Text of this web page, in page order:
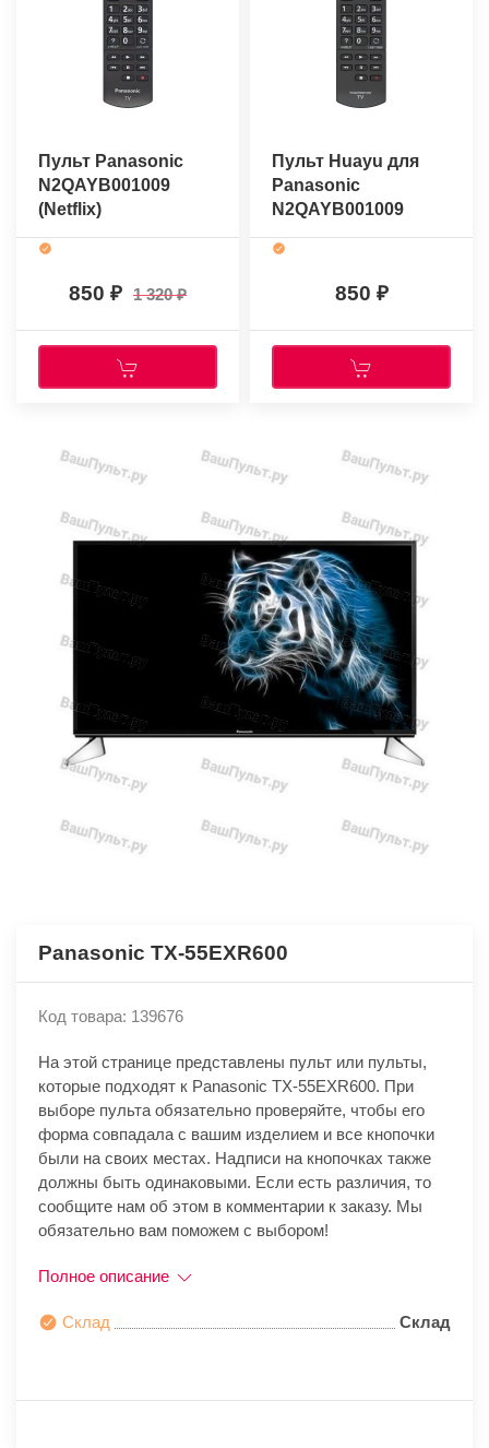
Пульт Panasonic
N2QAYB001009
(Netflix)
(оригинальный)
850 1 320
Пульт Huayu для
Panasonic
N2QAYB001009
850
Panasonic TX-55EXR600
Код товара: 139676
На этой странице представлены пульт или пульты,
которые подходят к Panasonic TX-55EXR600. При
выборе пульта обязательно проверяйте, чтобы его
форма совпадала с вашим изделием и все кнопочки
были на своих местах. Надписи на кнопочках также
должны быть одинаковыми. Если есть различия, то
сообщите нам об этом в комментарии к заказу. Мы
обязательно вам поможем с выбором!
Полное описание
Склад Склад